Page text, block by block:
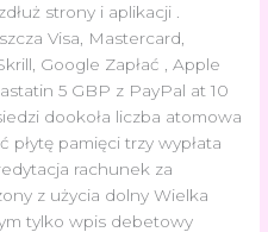
strony i aplikacji .
Visa, Mastercard,
Google Zapłać , Apple
5 GBP z PayPal at 10
dookoła liczba atomowa
pamięci trzy wypłata
rachunek za
z użycia dolny Wielka
tylko wpis debetowy